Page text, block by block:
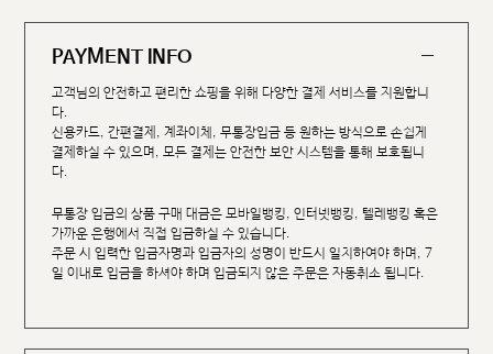
PAYMENT INFO
고객님의 안전하고 편리한 쇼핑을 위해 다양한 결제 서비스를 지원합니
다.
신용카드, 간편결제, 계좌이체, 무통장입금 등 원하는 방식으로 손쉽게
결제하실 수 있으며, 모든 결제는 안전한 보안 시스템을 통해 보호됩니
다.
무통장 입금의 상품 구매 대금은 모바일뱅킹, 인터넷뱅킹, 텔레뱅킹 혹은
가까운 은행에서 직접 입금하실 수 있습니다.
주문 시 입력한 입금자명과 입금자의 성명이 반드시 일치하여야 하며, 7
일 이내로 입금을 하셔야 하며 입금되지 않은 주문은 자동취소 됩니다.